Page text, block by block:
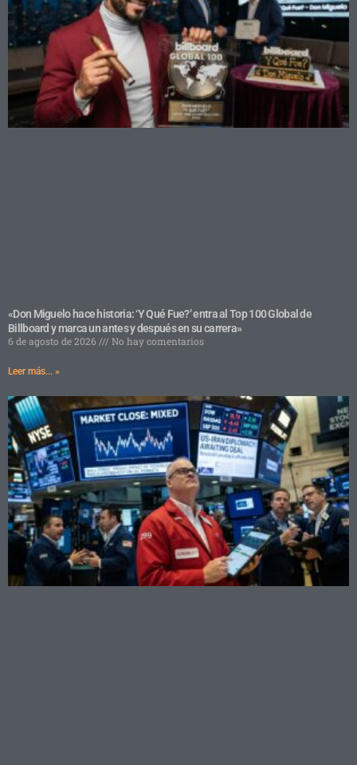
«Don Miguelo hace historia: ‘Y Qué Fue?’ entra al Top 100 Global de
Billboard y marca un antes y después en su carrera»
6 de agosto de 2026
No hay comentarios
Leer más... »